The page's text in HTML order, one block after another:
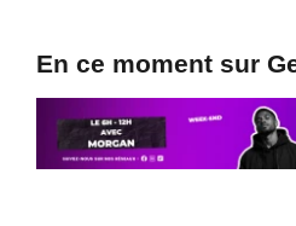
En ce moment sur